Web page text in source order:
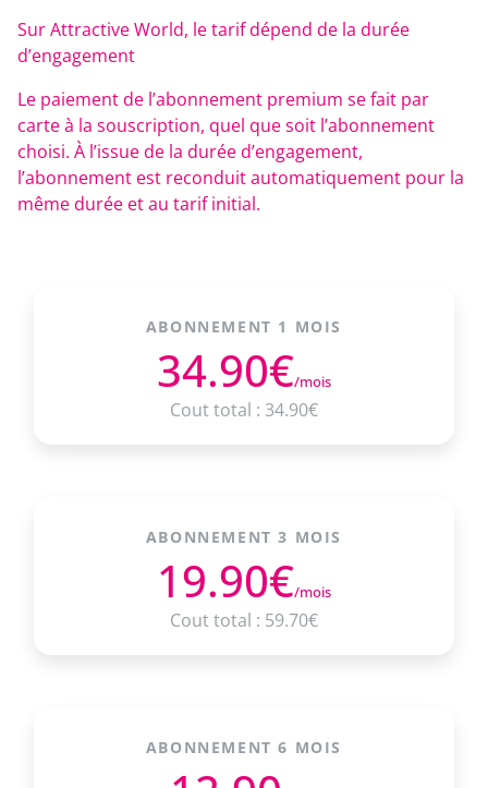
Sur Attractive World, le tarif dépend de la durée
d’engagement
Le paiement de l’abonnement premium se fait par
carte à la souscription, quel que soit l’abonnement
choisi. À l’issue de la durée d’engagement,
l’abonnement est reconduit automatiquement pour la
même durée et au tarif initial.
ABONNEMENT 1 MOIS
34.90€/mois
Cout total : 34.90€
ABONNEMENT 3 MOIS
19.90€/mois
Cout total : 59.70€
ABONNEMENT 6 MOIS